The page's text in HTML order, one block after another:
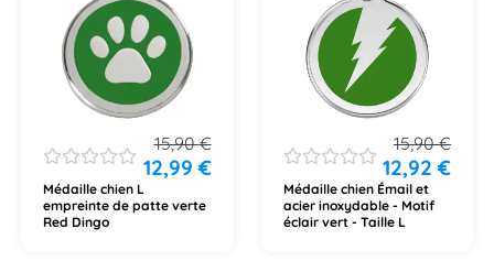
15,90€
12,99 €
Médaille chien L
empreinte de patte verte
Red Dingo
15,90€
12,92€
Médaille chien Émail et
acier inoxydable - Motif
éclair vert - Taille L